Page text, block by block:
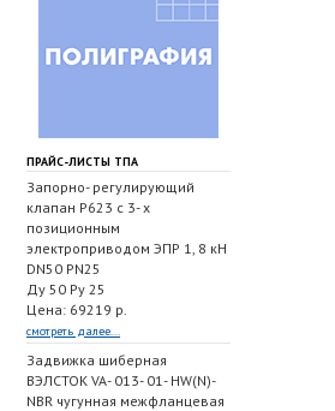
ПРАЙС-ЛИСТЫ ТПА
Запорно- регулирующий
клапан Р623 с 3- х
позиционным
электроприводом ЭПР 1, 8 кН
DN50 PN25
Ду 50 Ру 25
Цена: 69219 р.
смотреть далее...
Задвижка шиберная
ВЭЛСТОК VA- 013- 01- HW(N)-
NBR чугунная межфланцевая